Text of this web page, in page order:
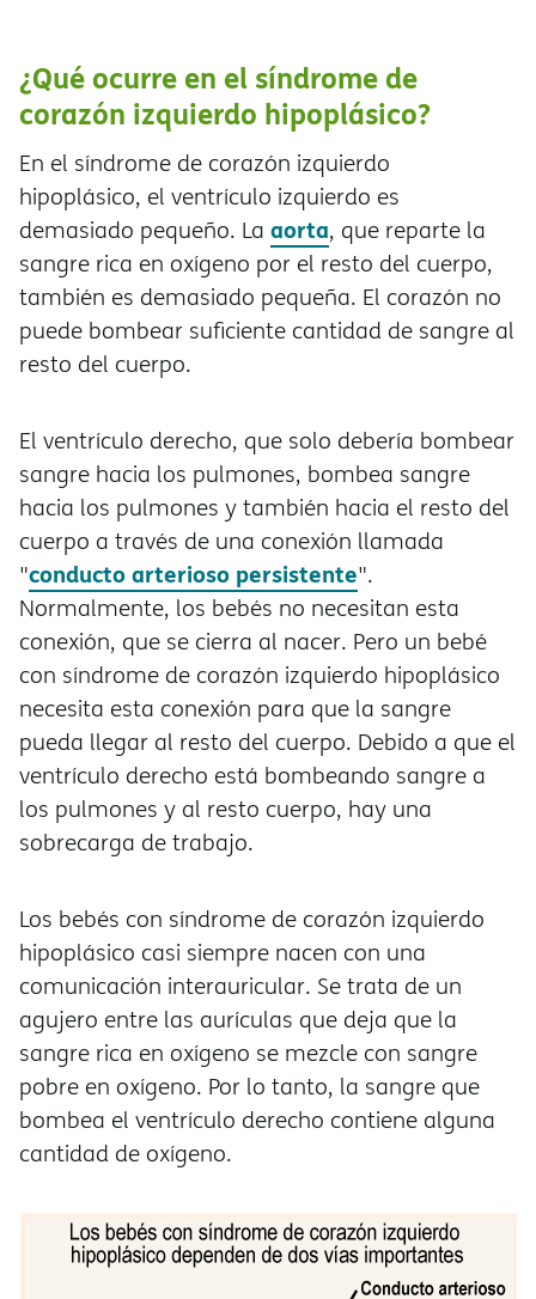
¿Qué ocurre en el síndrome de
corazón izquierdo hipoplásico?
En el síndrome de corazón izquierdo
hipoplásico, el ventrículo izquierdo es
demasiado pequeño. La aorta, que reparte la
sangre rica en oxígeno por el resto del cuerpo,
también es demasiado pequeña. El corazón no
puede bombear suficiente cantidad de sangre al
resto del cuerpo.
El ventrículo derecho, que solo debería bombear
sangre hacia los pulmones, bombea sangre
hacia los pulmones y también hacia el resto del
cuerpo a través de una conexión llamada
"conducto arterioso persistente".
Normalmente, los bebés no necesitan esta
conexión, que se cierra al nacer. Pero un bebé
con síndrome de corazón izquierdo hipoplásico
necesita esta conexión para que la sangre
pueda llegar al resto del cuerpo. Debido a que el
ventrículo derecho está bombeando sangre a
los pulmones y al resto cuerpo, hay una
sobrecarga de trabajo.
Los bebés con síndrome de corazón izquierdo
hipoplásico casi siempre nacen con una
comunicación interauricular. Se trata de un
agujero entre las aurículas que deja que la
sangre rica en oxígeno se mezcle con sangre
pobre en oxígeno. Por lo tanto, la sangre que
bombea el ventrículo derecho contiene alguna
cantidad de oxígeno.